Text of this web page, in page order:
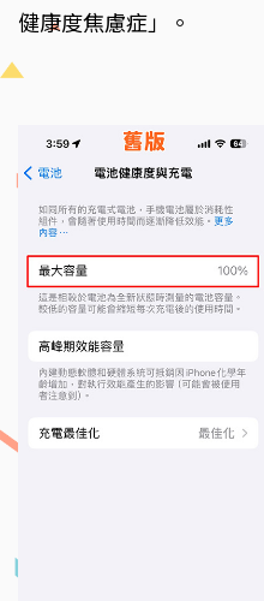
健康度焦慮症」。